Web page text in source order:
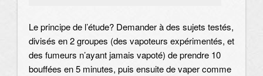
Le principe de l’étude? Demander à des sujets testés,
divisés en 2 groupes (des vapoteurs expérimentés, et
des fumeurs n’ayant jamais vapoté) de prendre 10
bouffées en 5 minutes, puis ensuite de vaper comme